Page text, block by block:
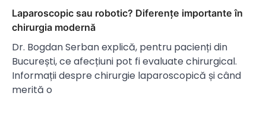
Laparoscopic sau robotic? Diferențe importante în
chirurgia modernă
Dr. Bogdan Serban explică, pentru pacienți din
București, ce afecțiuni pot fi evaluate chirurgical.
Informații despre chirurgie laparoscopică și când
merită o